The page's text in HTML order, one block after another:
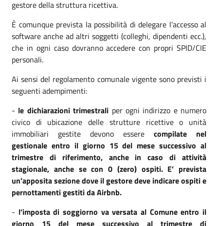
gestore della struttura ricettiva.
È comunque prevista la possibilità di delegare l’accesso al
software anche ad altri soggetti (colleghi, dipendenti ecc.),
che in ogni caso dovranno accedere con propri SPID/CIE
personali.
Ai sensi del regolamento comunale vigente sono previsti i
seguenti adempimenti:
- le dichiarazioni trimestrali per ogni indirizzo e numero
civico di ubicazione delle strutture ricettive o unità
immobiliari gestite devono essere compilate nel
gestionale entro il giorno 15 del mese successivo al
trimestre di riferimento, anche in caso di attività
stagionale, anche se con 0 (zero) ospiti. E’ prevista
un’apposita sezione dove il gestore deve indicare ospiti e
pernottamenti gestiti da Airbnb.
- l’imposta di soggiorno va versata al Comune entro il
giorno 15 del mese successivo al trimestre di